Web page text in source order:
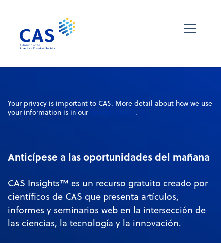
Your privacy is important to CAS. More detail about how we use
your information is in our
.
Anticípese a las oportunidades del mañana
CAS Insights™ es un recurso gratuito creado por
científicos de CAS que presenta artículos,
informes y seminarios web en la intersección de
las ciencias, la tecnología y la innovación.